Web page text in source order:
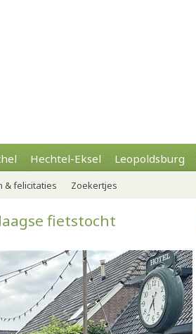
Hechtel-Eksel Leopoldsburg
& felicitaties Zoekertjes
fietstocht